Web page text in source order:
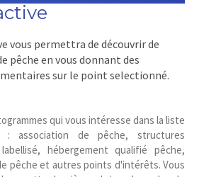
vous permettra de découvrir de
pêche en vous donnant des
sur le point selectionné.
qui vous intéresse dans la liste
association de pêche, structures
hébergement qualifié pêche,
pêche et autres points d'intérêts. Vous